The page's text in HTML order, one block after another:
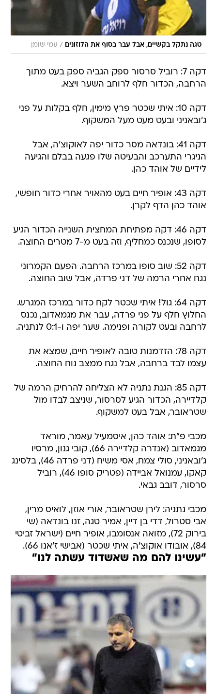
טגה נתקל בקשיים, אבל עבר בסוף את הלוזונים / עמי שומן
דקה 7: רוביל סרסור ספק הגביה ספק בעט מתוך
הרחבה, הכדור חלף לרוחב השער ויצא.
דקה 10: איתי שכטר פרץ מימין, חלף בקלות על פני
ג'ובאניני ובעט מעט מעל המשקוף.
דקה 41: בונדאה מסר כדור יפה לאוקוצ'ה, אבל
הניגרי התערכב והבעיטה שלו פגעה בבלם והגיעה
לידיים של אוהד כהן.
דקה 43: אופיר חיים בעט מהאויר אחרי כדור חופשי,
אוהד כהן הדף לקרן.
דקה 46: דקה מפתיחת המחצית השנייה הכדור הגיע
לסופו, שנכנס כמחליף, וזה בעט מ-7 מטרים החוצה.
דקה 52: שוב סופו במרכז הרחבה. הפעם הקמרוני
נגח אחרי הרמה של דני פרדה, אבל שוב החוצה.
דקה 64: גול! איתי שכטר לקח כדור במרכז המגרש.
החלוץ חלף על פני פרדה, עבר את מגמאדוב, נכנס
לרחבה ובעט לקורה ופנימה. שער יפה ו-0:1 לנתניה.
דקה 78: הזדמנות טובה לאופיר חיים, שמצא את
עצמו לבד ברחבה, אבל נגח ממצב נוח החוצה.
דקה 85: הגנת נתניה לא הצליחה להרחיק הרמה של
קלדיירה, הכדור הגיע לסרסור, שניצב לבדו מול
שטראובר, אבל בעט למשקוף.
מכבי פ"ת: אוהד כהן, איסמעיל עאמר, מוראד
מגמאדוב (אנדרה קלדיירה 66), קובי גנון, מרסיו
ג'ובאניני, סולי צמח, אסי משיח (דני פרדה 46), בלסינג
קאקו, עמנואל אביידה (פטריק סופו 46), רוביל
סרסור, דובב גבאי.
מכבי נתניה: לירן שטראובר, אורי אוזן, לואיס מרין,
אבי סטרול, דדי בן דיין, אמיר טגה, זנו בונדאה (שי
בירוק 72), מזואה אנסומבו, אופיר חיים (ישראל זביטי
84), אובודו אוקוצ'ה, איתי שכטר (אבישי ז'אנו 66).
"עשינו להם מה שאשדוד עשתה לנו"